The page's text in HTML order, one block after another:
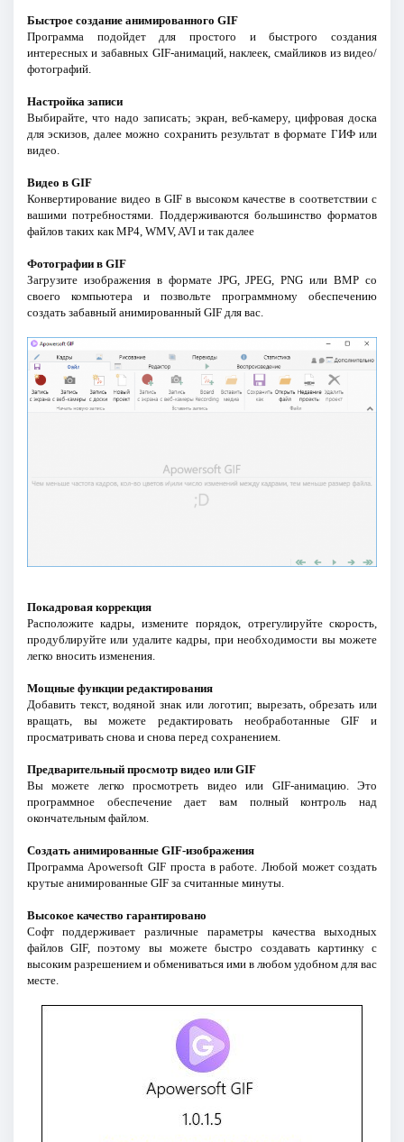
Быстрое создание анимированного GIF
Программа подойдет для простого и быстрого создания
интересных и забавных GIF-анимаций, наклеек, смайликов из видео/
фотографий.
Настройка записи
Выбирайте, что надо записать; экран, веб-камеру, цифровая доска
для эскизов, далее можно сохранить результат в формате ГИФ или
видео.
Видео в GIF
Конвертирование видео в GIF в высоком качестве в соответствии с
вашими потребностями. Поддерживаются большинство форматов
файлов таких как MP4, WMV, AVI и так далее
Фотографии в GIF
Загрузите изображения в формате JPG, JPEG, PNG или BMP со
своего компьютера и позвольте программному обеспечению
создать забавный анимированный GIF для вас.
Покадровая коррекция
Расположите кадры, измените порядок, отрегулируйте скорость,
продублируйте или удалите кадры, при необходимости вы можете
легко вносить изменения.
Мощные функции редактирования
Добавить текст, водяной знак или логотип; вырезать, обрезать или
вращать, вы можете редактировать необработанные GIF и
просматривать снова и снова перед сохранением.
Предварительный просмотр видео или GIF
Вы можете легко просмотреть видео или GIF-анимацию. Это
программное обеспечение дает вам полный контроль над
окончательным файлом.
Создать анимированные GIF-изображения
Программа Apowersoft GIF проста в работе. Любой может создать
крутые анимированные GIF за считанные минуты.
Высокое качество гарантировано
Софт поддерживает различные параметры качества выходных
файлов GIF, поэтому вы можете быстро создавать картинку с
высоким разрешением и обмениваться ими в любом удобном для вас
месте.